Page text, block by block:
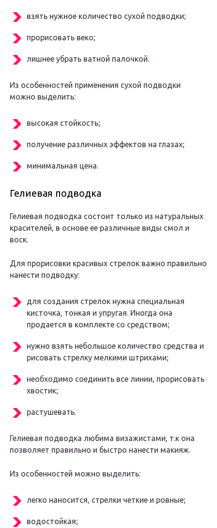
взять нужное количество сухой подводки;
прорисовать веко;
лишнее убрать ватной палочкой.
Из особенностей применения сухой подводки
можно выделить:
высокая стойкость;
получение различных эффектов на глазах;
минимальная цена.
Гелиевая подводка
Гелиевая подводка состоит только из натуральных
красителей, в основе ее различные виды смол и
воск.
Для прорисовки красивых стрелок важно правильно
нанести подводку:
для создания стрелок нужна специальная
кисточка, тонкая и упругая. Иногда она
продается в комплекте со средством;
нужно взять небольшое количество средства и
рисовать стрелку мелкими штрихами;
необходимо соединить все линии, прорисовать
хвостик;
растушевать.
Гелиевая подводка любима визажистами, т.к она
позволяет правильно и быстро нанести макияж.
Из особенностей можно выделить:
легко наносится, стрелки четкие и ровные;
водостойкая;